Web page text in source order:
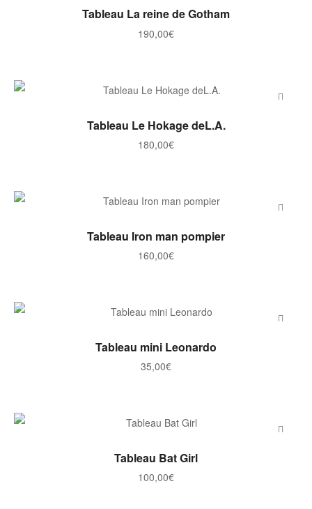
AJOUTER AU PANIER
Tableau La reine de Gotham
190,00€
AJOUTER AU PANIER
Tableau Le Hokage deL.A.
180,00€
AJOUTER AU PANIER
Tableau Iron man pompier
160,00€
AJOUTER AU PANIER
Tableau mini Leonardo
35,00€
AJOUTER AU PANIER
Tableau Bat Girl
100,00€